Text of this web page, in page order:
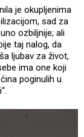
je okupljenima
sad za
ozbiljnije; ali
taj nalog, da
ljubav za život,
ima one koji
poginulih u